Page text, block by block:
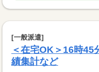
[一般派遣]
＜在宅OK＞16時45
績集計など